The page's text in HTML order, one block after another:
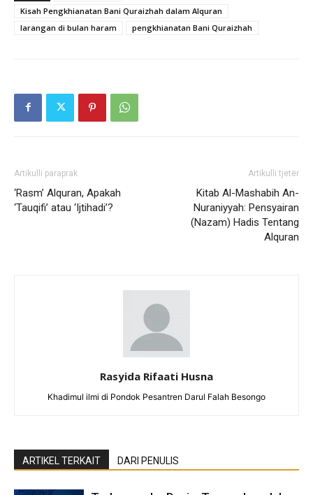
Kisah Pengkhianatan Bani Quraizhah dalam Alquran
larangan di bulan haram
pengkhianatan Bani Quraizhah
Artikulli paraprak
‘Rasm’ Alquran, Apakah
‘Tauqifi’ atau ‘Ijtihadi’?
Artikulli tjetër
Kitab Al-Mashabih An-
Nuraniyyah: Pensyairan
(Nazam) Hadis Tentang
Alquran
Rasyida Rifaati Husna
Khadimul ilmi di Pondok Pesantren Darul Falah Besongo
ARTIKEL TERKAIT DARI PENULIS